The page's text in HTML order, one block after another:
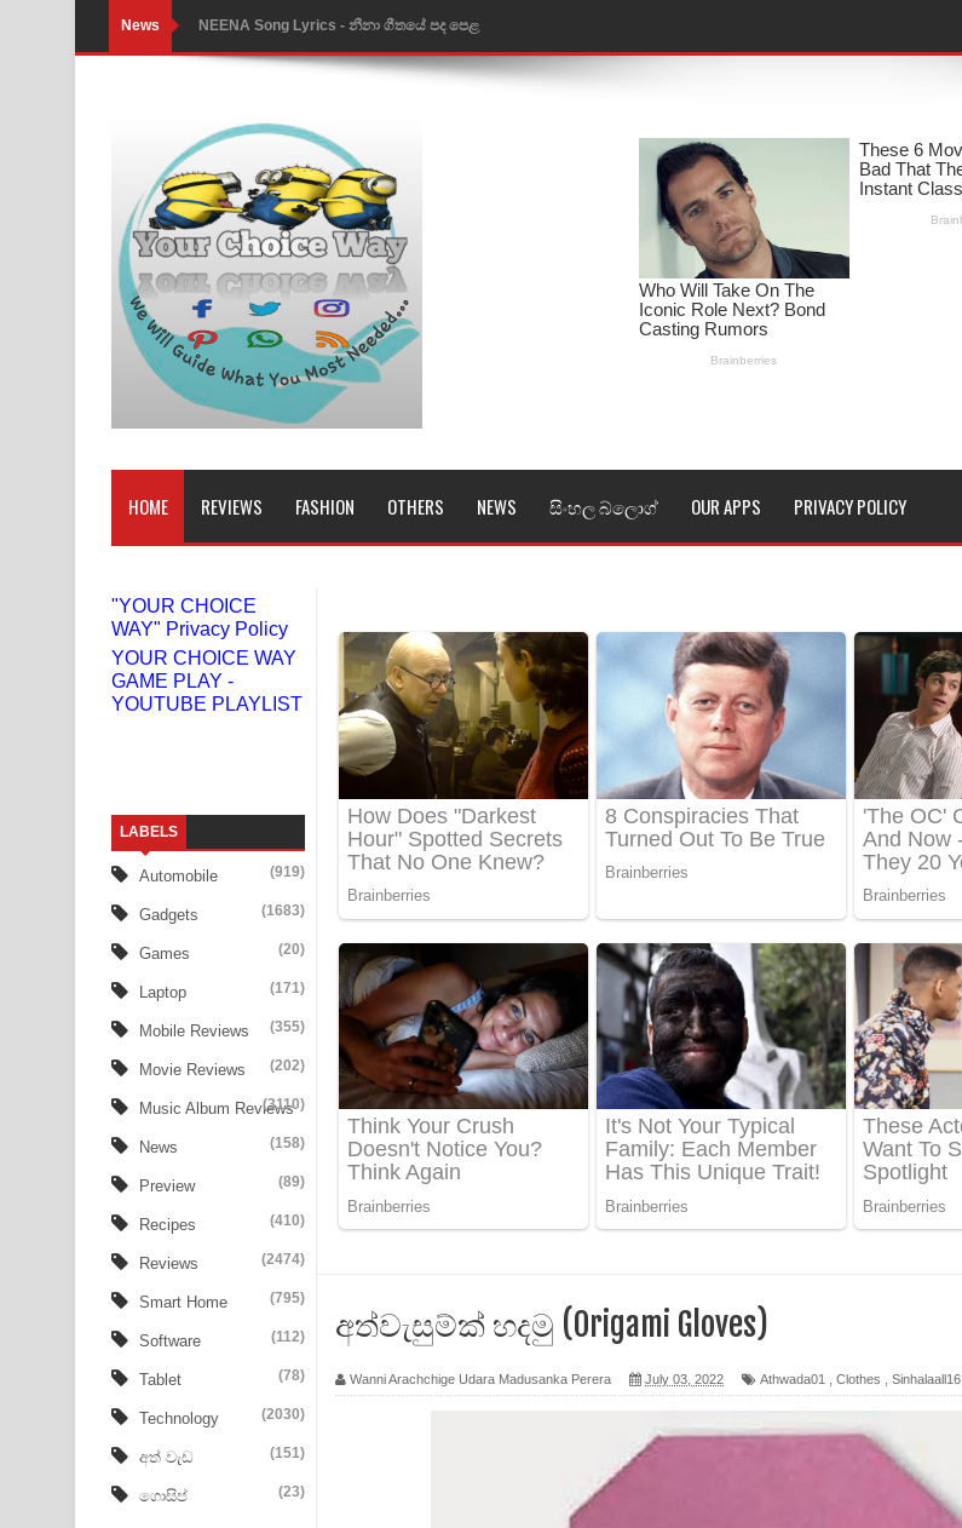
News NEENA Song Lyrics - නීනා ගීතයේ පද පෙළ
Ahimi Wimai Himi Song Lyrics - අහිමි විමයි හිමි ගීතයේ පද පෙළ
Mathaka Parana Song Lyrics - මතක පාරනා ගීතයේ පද පෙළ
Nimnadhen Song Lyrics - නිම්නාදෙන් ගීතයේ පද පෙළ
Obamai Mage Adare Song Lyrics - ඔබමයි මගේ ආදරේ ගීතයේ පද පෙළ
Pansal Gihin Song Lyrics - පන්සල් ගිහිං ගීතයේ පද පෙළ
Ankeliya Song Lyrics - අංකෙළිය ගීතයේ පද පෙළ
DEAR GOD Song Lyrics - ඩියර් ගෝඩ් ගීතයේ පද පෙළ
MANAMALA KATHA Song Lyrics - මනමාල කතා ගීතයේ පද පෙළ
Niwuna Numba Hinda Song Lyrics - නිවුනා නුඹ හින්දා ගීතයේ පද පෙළ
Numba Dun Aadare Song Lyrics - නුඹ දුන් ආදරේ ගීතයේ පද පෙළ
Liyamuda Dan Anagathe Song Lyrics - ලියමුද දැන් අනාගතේ ගීතයේ පද පෙළ
Benthara Palame Song Lyrics - බෙන්තර පාලමේ ගීතයේ පද පෙළ
Sanda Babalena Song Lyrics - සඳ බැබලෙන ගීතයේ පද පෙළ
Adare Wadi Nisa Song Lyrics - ආදරේ වැඩි නිසා ගීතයේ පද පෙළ
UNUHUMA Song Lyrics - උණුහුම ගීතයේ පද පෙළ
Katakara Song Lyrics - කටකාර ගීතයේ පද පෙළ
Tharu Yaye Dilena Song Lyrics - තරු යායේ දිලෙනා ගීතයේ පද පෙළ
Ow Man Sosa Song Lyrics - ඔව් මං සෝසා ගීතයේ පද පෙළ
Ala purannata Song Lyrics - ආල පුරන්නට ගීතයේ පද පෙළ
FEVER DREAM Lyrics - Alex Warren
BTS : Hooligan Lyrics
Apa Hamuwee Song Lyrics - අප හමුවී ගීතයේ පද පෙළ
PATHINIYE Song Lyrics - පතිනියනේ ගීතයේ පද පෙළ
HOME REVIEWS FASHION OTHERS NEWS සිංහල බ්ලොග් OUR APPS PRIVACY POLICY
"YOUR CHOICE
WAY" Privacy Policy
YOUR CHOICE WAY
GAME PLAY -
YOUTUBE PLAYLIST
LABELS
Automobile (919)
Gadgets (1683)
Games (20)
Laptop (171)
Mobile Reviews (355)
Movie Reviews (202)
Music Album Reviews
(3110)
News (158)
Preview (89)
Recipes (410)
Reviews (2474)
Smart Home (795)
Software (112)
Tablet (78)
Technology (2030)
අත් වැඩ (151)
ගොසිප් (23)
අත්වැසුම්ක් හදමු (Origami Gloves)
Wanni Arachchige Udara Madusanka Perera July 03, 2022 Athwada01 Clothes Sinhalaall16